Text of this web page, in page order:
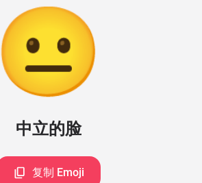
😐
中立的脸
复制 Emoji